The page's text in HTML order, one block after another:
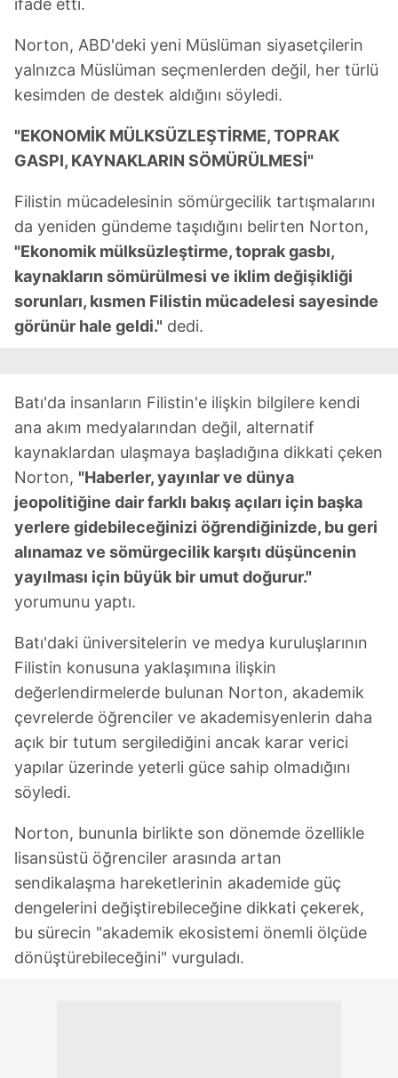
ifade etti.
Norton, ABD'deki yeni Müslüman siyasetçilerin
yalnızca Müslüman seçmenlerden değil, her türlü
kesimden de destek aldığını söyledi.
"EKONOMİK MÜLKSÜZLEŞTİRME, TOPRAK
GASPI, KAYNAKLARIN SÖMÜRÜLMESİ"
Filistin mücadelesinin sömürgecilik tartışmalarını
da yeniden gündeme taşıdığını belirten Norton,
"Ekonomik mülksüzleştirme, toprak gasbı,
kaynakların sömürülmesi ve iklim değişikliği
sorunları, kısmen Filistin mücadelesi sayesinde
görünür hale geldi." dedi.
Batı'da insanların Filistin'e ilişkin bilgilere kendi
ana akım medyalarından değil, alternatif
kaynaklardan ulaşmaya başladığına dikkati çeken
Norton, "Haberler, yayınlar ve dünya
jeopolitiğine dair farklı bakış açıları için başka
yerlere gidebileceğinizi öğrendiğinizde, bu geri
alınamaz ve sömürgecilik karşıtı düşüncenin
yayılması için büyük bir umut doğurur."
yorumunu yaptı.
Batı'daki üniversitelerin ve medya kuruluşlarının
Filistin konusuna yaklaşımına ilişkin
değerlendirmelerde bulunan Norton, akademik
çevrelerde öğrenciler ve akademisyenlerin daha
açık bir tutum sergilediğini ancak karar verici
yapılar üzerinde yeterli güce sahip olmadığını
söyledi.
Norton, bununla birlikte son dönemde özellikle
lisansüstü öğrenciler arasında artan
sendikalaşma hareketlerinin akademide güç
dengelerini değiştirebileceğine dikkati çekerek,
bu sürecin "akademik ekosistemi önemli ölçüde
dönüştürebileceğini" vurguladı.